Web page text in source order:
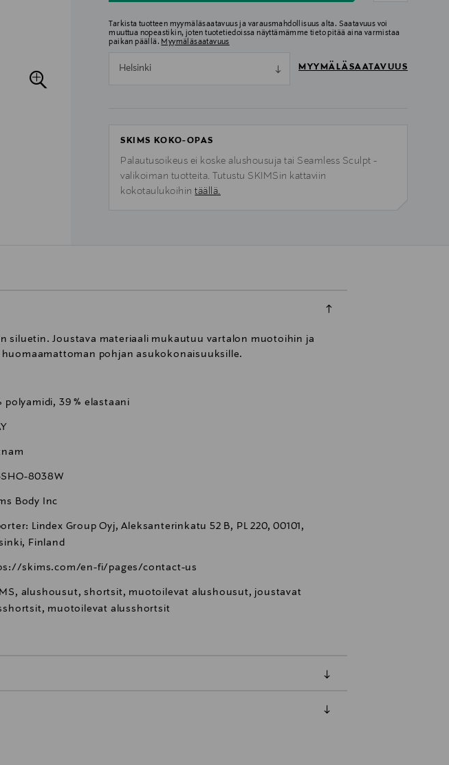
Tarkista tuotteen myymäläsaatavuus ja varausmahdollisuus alta. Saatavuus voi
muuttua nopeastikin, joten tuotetiedoissa näyttämämme tieto pitää aina varmistaa
paikan päällä. Myymäläsaatavuus
Helsinki MYYMÄLÄSAATAVUUS
SKIMS KOKO-OPAS
Palautusoikeus ei koske alushousuja tai Seamless Sculpt -
valikoiman tuotteita. Tutustu SKIMSin kattaviin
kokotaulukoihintäällä.
siluetin. Joustava materiaali mukautuu vartalon muotoihin ja
pohjan asukokonaisuuksille.
polyamidi, 39 % elastaani
SHO-8038W
Body Inc
Lindex Group Oyj, Aleksanterinkatu 52 B, PL 220, 00101,
Finland
skims.com/en-fi/pages/contact-us
alushousut, shortsit, muotoilevat alushousut, joustavat
muotoilevat alusshortsit